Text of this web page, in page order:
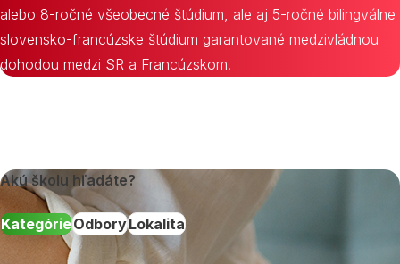
alebo 8-ročné všeobecné štúdium, ale aj 5-ročné bilingválne
slovensko-francúzske štúdium garantované medzivládnou
dohodou medzi SR a Francúzskom.
Akú školu hľadáte?
KategórieOdboryLokalita